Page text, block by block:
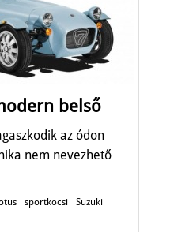
belső
az ódon
nem nevezhető
sportkocsi Suzuki